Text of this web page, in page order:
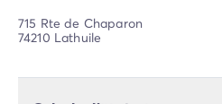
715 Rte de Chaparon
74210 Lathuile